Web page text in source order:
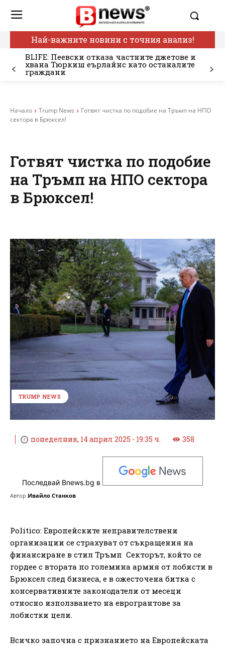
Най-важните новини с точния анализ!
BLIFE: Пеевски отказа частните джетове и
хвана Тюркиш еърлайнс като останалите
граждани
Начало Trump News
Готвят чистка по подобие на Тръмп на НПО
сектора в Брюксел!
Готвят чистка по подобие
на Тръмп на НПО сектора
в Брюксел!
TRUMP NEWS
понеделник, 14 април 2025 - 19:35 ч. 358
Последвай Bnews.bg в
Автор Ивайло Станков
Politico: Европейските неправителствени
организации се страхуват от съкращения на
финансиране в стил Тръмп Секторът, който се
гордее с втората по големина армия от лобисти в
Брюксел след бизнеса, е в ожесточена битка с
консервативните законодатели от месеци
относно използването на еврогрантове за
лобистки цели.
Всичко започна с признанието на Европейската